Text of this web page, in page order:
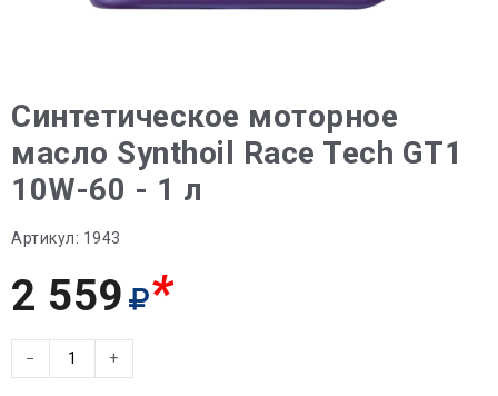
Синтетическое моторное
масло Synthoil Race Tech GT1
10W-60 - 1 л
Артикул: 1943
2 559 *
− +